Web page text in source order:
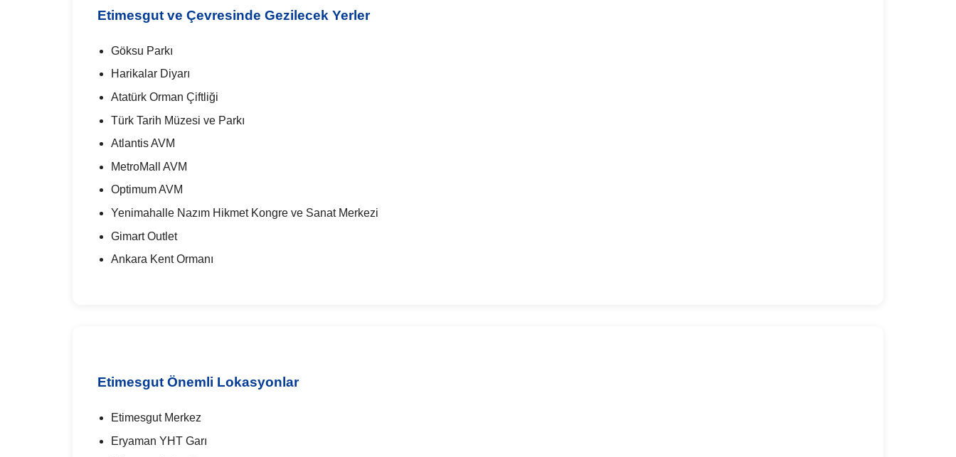
Etimesgut ve Çevresinde Gezilecek Yerler
Göksu Parkı
Harikalar Diyarı
Atatürk Orman Çiftliği
Türk Tarih Müzesi ve Parkı
Atlantis AVM
MetroMall AVM
Optimum AVM
Yenimahalle Nazım Hikmet Kongre ve Sanat Merkezi
Gimart Outlet
Ankara Kent Ormanı
Etimesgut Önemli Lokasyonlar
Etimesgut Merkez
Eryaman YHT Garı